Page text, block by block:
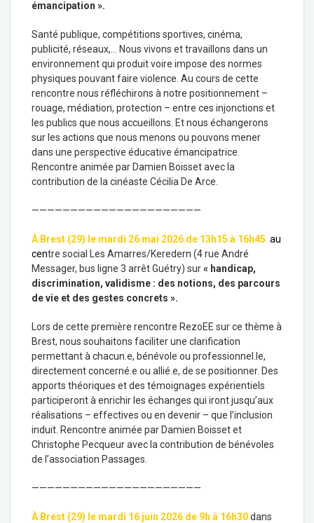
émancipation ».
Santé publique, compétitions sportives, cinéma,
publicité, réseaux,… Nous vivons et travaillons dans un
environnement qui produit voire impose des normes
physiques pouvant faire violence. Au cours de cette
rencontre nous réfléchirons à notre positionnement –
rouage, médiation, protection – entre ces injonctions et
les publics que nous accueillons. Et nous échangerons
sur les actions que nous menons ou pouvons mener
dans une perspective éducative émancipatrice.
Rencontre animée par Damien Boisset avec la
contribution de la cinéaste Cécilia De Arce.
——————————————————————
À Brest (29) le mardi 26 mai 2026 de 13h15 à 16h45 au
centre social Les Amarres/Keredern (4 rue André
Messager, bus ligne 3 arrêt Guétry) sur« handicap,
discrimination, validisme : des notions, des parcours
de vie et des gestes concrets ».
Lors de cette première rencontre RezoEE sur ce thème à
Brest, nous souhaitons faciliter une clarification
permettant à chacun.e, bénévole ou professionnel.le,
directement concerné.e ou allié.e, de se positionner. Des
apports théoriques et des témoignages expérientiels
participeront à enrichir les échanges qui iront jusqu’aux
réalisations – effectives ou en devenir – que l’inclusion
induit. Rencontre animée par Damien Boisset et
Christophe Pecqueur avec la contribution de bénévoles
de l’association Passages.
——————————————————————
À Brest (29) le mardi 16 juin 2026 de 9h à 16h30dans